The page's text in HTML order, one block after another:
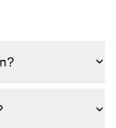
einfach frisch